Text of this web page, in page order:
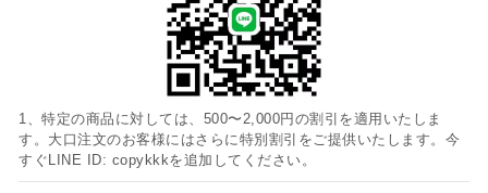
1、特定の商品に対しては、500〜2,000円の割引を適用いたしま
す。大口注文のお客様にはさらに特別割引をご提供いたします。今
すぐLINE ID: copykkkを追加してください。